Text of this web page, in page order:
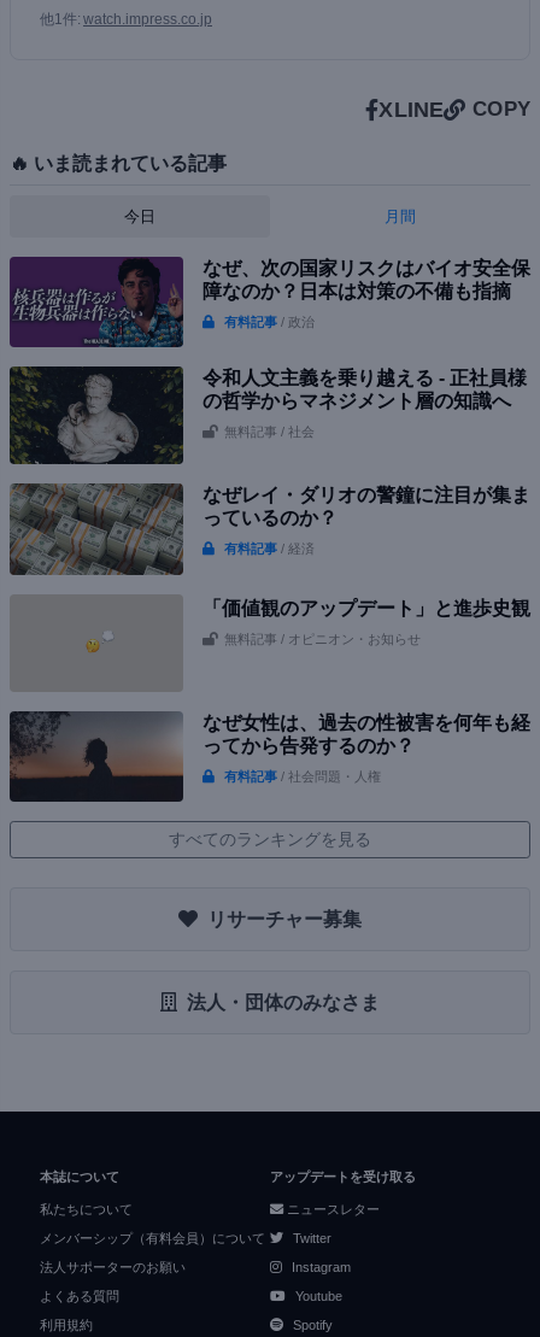
他1件: watch.impress.co.jp
XLINE COPY
🔥 いま読まれている記事
今日 月間
なぜ、次の国家リスクはバイオ安全保
障なのか？日本は対策の不備も指摘
有料記事 / 政治
令和人文主義を乗り越える - 正社員様
の哲学からマネジメント層の知識へ
無料記事 / 社会
なぜレイ・ダリオの警鐘に注目が集ま
っているのか？
有料記事 / 経済
「価値観のアップデート」と進歩史観
無料記事 / オピニオン・お知らせ
なぜ女性は、過去の性被害を何年も経
ってから告発するのか？
有料記事 / 社会問題・人権
すべてのランキングを見る
リサーチャー募集
法人・団体のみなさま
本誌について
私たちについて
メンバーシップ（有料会員）について
法人サポーターのお願い
よくある質問
利用規約
アップデートを受け取る
ニュースレター
Twitter
Instagram
Youtube
Spotify